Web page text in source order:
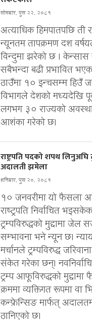
सोमबार, पुस २२, २०८१
अत्याधिक हिमपातपछि ती
न्यूनतम तापक्रमण दश
विन्दुमा झरेको छ । केन्सास
सबैभन्दा बढी प्रभावित
ठाउँमा १० इन्चसम्म हिउँ
विभागले देशको मध्यदेखि
लगभग ३० राज्यको
आशंका गरेको छ।
राष्ट्रपति पदको शपथ लिनुअघि
अदालती झमेला
शनिबार, पुस २०, २०८१
१० जनवरीमा यो फैसला
राष्ट्रपति निर्वाचित
ट्रम्पविरुद्धको मुद्दामा जेल
सम्भावना भने न्यून छ।
मर्चानले ट्रम्पविरुद्ध
संकेत गरेका छन्।
ट्रम्प आफूविरुद्धको
क्रममा व्यक्तिगत रूपमा वा
कन्फ्रेन्सिङ मार्फत्
ठानिएको छ।